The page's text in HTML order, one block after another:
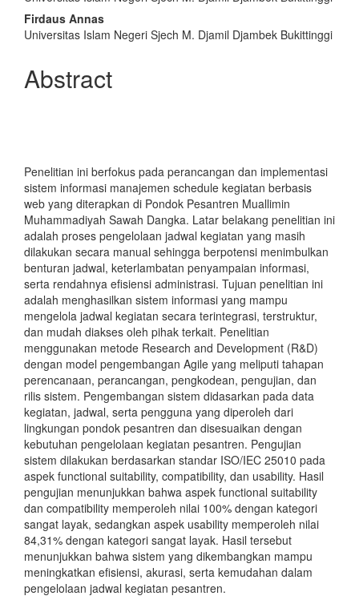
Firdaus Annas
Universitas Islam Negeri Sjech M. Djamil Djambek Bukittinggi
Abstract
Penelitian ini berfokus pada perancangan dan implementasi
sistem informasi manajemen schedule kegiatan berbasis
web yang diterapkan di Pondok Pesantren Muallimin
Muhammadiyah Sawah Dangka. Latar belakang penelitian ini
adalah proses pengelolaan jadwal kegiatan yang masih
dilakukan secara manual sehingga berpotensi menimbulkan
benturan jadwal, keterlambatan penyampaian informasi,
serta rendahnya efisiensi administrasi. Tujuan penelitian ini
adalah menghasilkan sistem informasi yang mampu
mengelola jadwal kegiatan secara terintegrasi, terstruktur,
dan mudah diakses oleh pihak terkait. Penelitian
menggunakan metode Research and Development (R&D)
dengan model pengembangan Agile yang meliputi tahapan
perencanaan, perancangan, pengkodean, pengujian, dan
rilis sistem. Pengembangan sistem didasarkan pada data
kegiatan, jadwal, serta pengguna yang diperoleh dari
lingkungan pondok pesantren dan disesuaikan dengan
kebutuhan pengelolaan kegiatan pesantren. Pengujian
sistem dilakukan berdasarkan standar ISO/IEC 25010 pada
aspek functional suitability, compatibility, dan usability. Hasil
pengujian menunjukkan bahwa aspek functional suitability
dan compatibility memperoleh nilai 100% dengan kategori
sangat layak, sedangkan aspek usability memperoleh nilai
84,31% dengan kategori sangat layak. Hasil tersebut
menunjukkan bahwa sistem yang dikembangkan mampu
meningkatkan efisiensi, akurasi, serta kemudahan dalam
pengelolaan jadwal kegiatan pesantren.